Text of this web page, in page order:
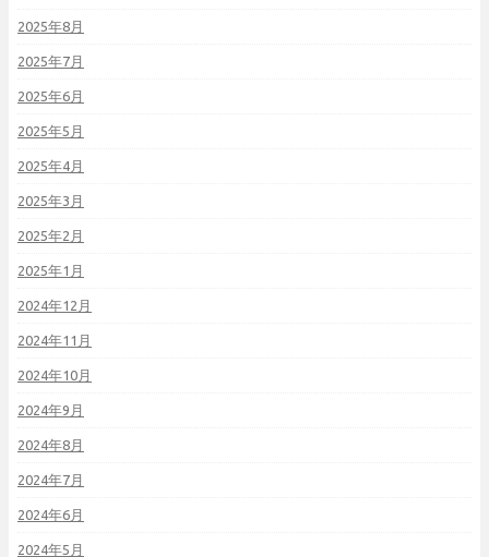
2025年8月
2025年7月
2025年6月
2025年5月
2025年4月
2025年3月
2025年2月
2025年1月
2024年12月
2024年11月
2024年10月
2024年9月
2024年8月
2024年7月
2024年6月
2024年5月